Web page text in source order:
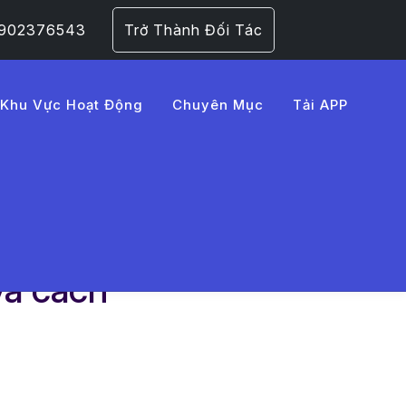
Trở Thành Đối Tác
Khu Vực Hoạt Động Chuyên Mục Tải APP
cách